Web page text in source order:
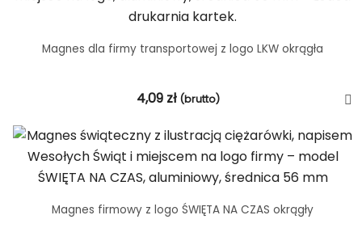
Magnes dla firmy transportowej z logo LKW okrągła
4,09 zł (brutto)
Magnes firmowy z logo ŚWIĘTA NA CZAS okrągły